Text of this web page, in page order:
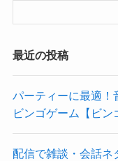
最近の投稿
パーティーに最適！
ビンゴゲーム【ビン
配信で雑談・会話ネ